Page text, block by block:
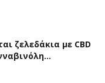
ζελεδάκια με CBD